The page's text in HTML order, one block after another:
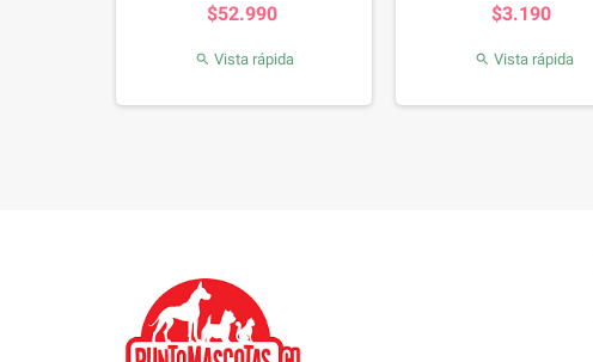
$52.990
 Vista rápida
$3.190
 Vista rápida